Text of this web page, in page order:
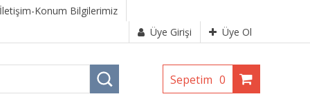
İletişim-Konum Bilgilerimiz
Üye Girişi
Üye Ol
Sepetim 0